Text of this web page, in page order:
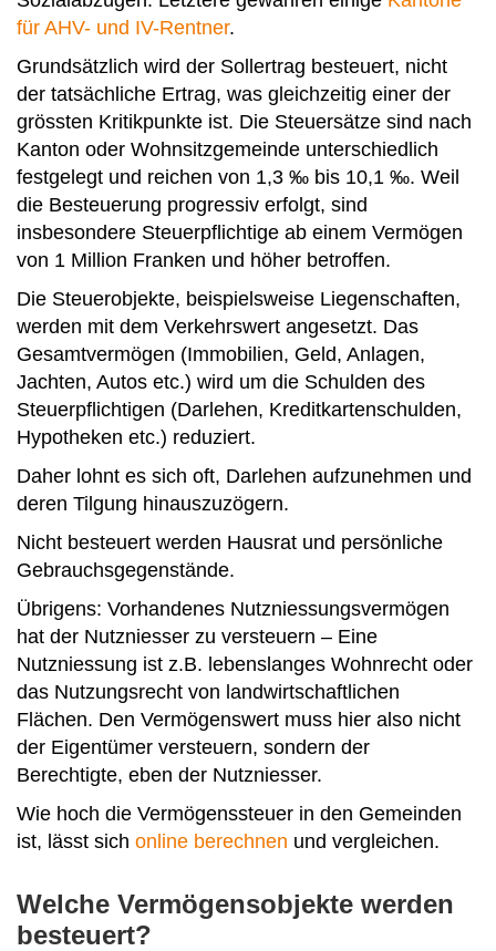
für AHV- und IV-Rentner.
Grundsätzlich wird der Sollertrag besteuert, nicht
der tatsächliche Ertrag, was gleichzeitig einer der
grössten Kritikpunkte ist. Die Steuersätze sind nach
Kanton oder Wohnsitzgemeinde unterschiedlich
festgelegt und reichen von 1,3 ‰ bis 10,1 ‰. Weil
die Besteuerung progressiv erfolgt, sind
insbesondere Steuerpflichtige ab einem Vermögen
von 1 Million Franken und höher betroffen.
Die Steuerobjekte, beispielsweise Liegenschaften,
werden mit dem Verkehrswert angesetzt. Das
Gesamtvermögen (Immobilien, Geld, Anlagen,
Jachten, Autos etc.) wird um die Schulden des
Steuerpflichtigen (­Darlehen, Kreditkartenschulden,
Hypotheken etc.) ­reduziert.
Daher lohnt es sich oft, Darlehen aufzunehmen und
deren Tilgung hinauszuzögern.
Nicht besteuert werden Hausrat und persönliche
Gebrauchsgegenstände.
Übrigens: Vorhandenes Nutzniessungsvermögen
hat der Nutzniesser zu versteuern – Eine
Nutzniessung ist z.B. lebenslanges Wohnrecht oder
das Nutzungsrecht von landwirtschaftlichen
Flächen. Den Vermögenswert muss hier also nicht
der Eigentümer versteuern, sondern der
Berechtigte, eben der Nutzniesser.
Wie hoch die Vermögenssteuer in den Gemeinden
ist, lässt sich online berechnen und vergleichen.
Welche Vermögensobjekte werden
besteuert?